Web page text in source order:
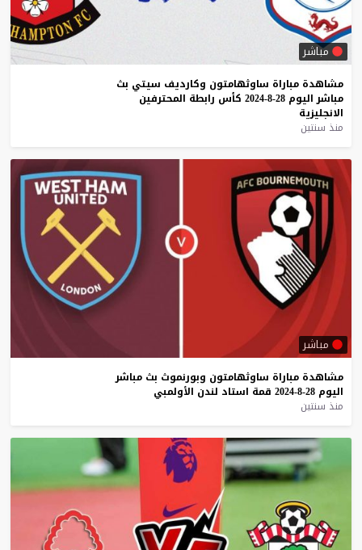
مباشر
مشاهدة مباراة ساوثهامتون وكارديف سيتي بث
مباشر اليوم 28-8-2024 كأس رابطة المحترفين
الانجليزية
منذ سنتين
مباشر
مشاهدة مباراة ساوثهامتون وبورنموث بث مباشر
اليوم 28-8-2024 قمة استاد لندن الأولمبي
منذ سنتين